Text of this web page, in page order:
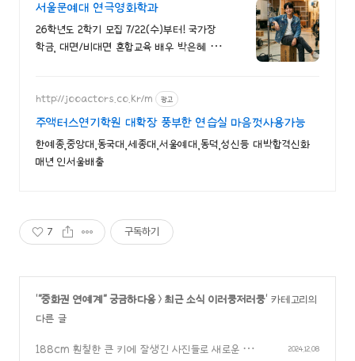
서울문예대 연극영화학과
26학년도 2학기 모집 7/22(수)부터! 국가장
학금, 대면/비대면 혼합교육 배우 박은혜 원
http://jooactors.co.kr/m 광고
주액터스연기학원 대확장 풍부한 연습실 마음껏사용가능
한예종,중앙대,동국대,세종대,서울예대,동덕,성신등 대박합격신화
매년 인서울배출
7 구독하기
'"중화권 연예계" 궁금하다옹> 최근 소식 이러쿵저러쿵' 카테고리의
다른 글
188cm 훤칠한 큰 키에 잘생긴 사진들로 새로운 "라
2024.12.08